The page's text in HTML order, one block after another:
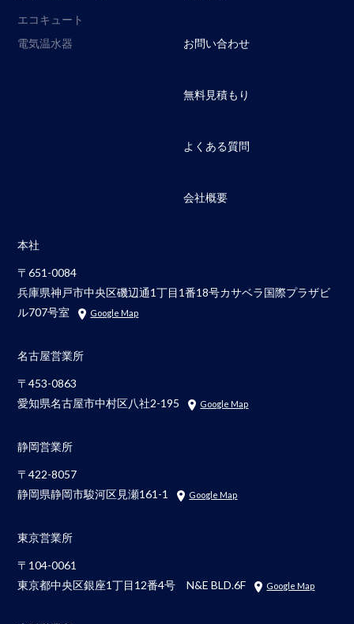
エコキュート
電気温水器
お問い合わせ
無料見積もり
よくある質問
会社概要
本社
〒651-0084
兵庫県神戸市中央区磯辺通1丁目1番18号カサベラ国際プラザビ
ル707号室
Google Map
名古屋営業所
〒453-0863
愛知県名古屋市中村区八社2-195
Google Map
静岡営業所
〒422-8057
静岡県静岡市駿河区見瀬161-1
Google Map
東京営業所
〒104-0061
東京都中央区銀座1丁目12番4号 N&E BLD.6F
Google Map